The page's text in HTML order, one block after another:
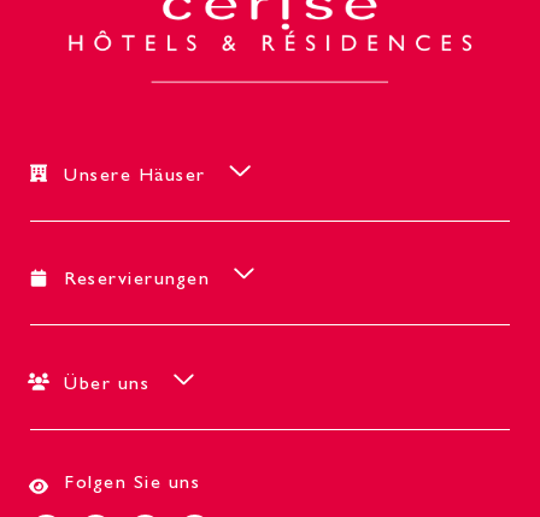
Unsere Häuser
Reservierungen
Über uns
Folgen Sie uns